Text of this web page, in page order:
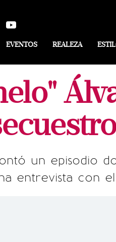
EVENTOS REALEZA
un episodio
entrevista con